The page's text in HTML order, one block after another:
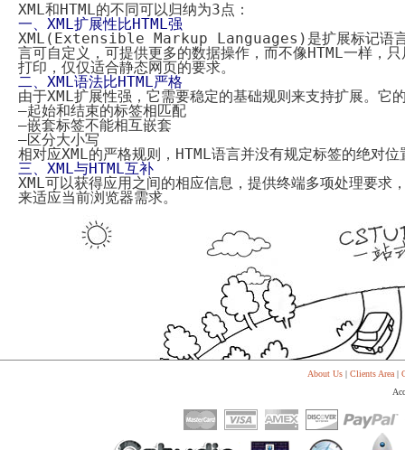
美
化
设
Procurement
专
购
系
Static
Webpage
网
页
XML和HTML的不同可以归纳为3点：
一、 XML扩展性比HTML强
XML(Extensible Markup Languages) 是扩展标记语
言可自定义，可提供更多的数据操作，而不像HTML一样，
打印，仅仅适合静态网页的要求。
二、 XML语法比HTML严格
由于XML扩展性强，它需要稳定的基础规则来支持扩展。它
–起始和结束的标签相匹配
–嵌套标签不能相互嵌套
–区分大小写
相对应XML的严格规则， HTML语言并没有规定标签的绝对
三、 XML与HTML互补
XML可以获得应用之间的相应信息，提供终端多项处理要求
来适应当前浏览器需求。
About Us| Clients Area|